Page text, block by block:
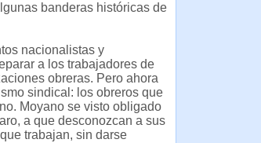
banderas históricas de
nacionalistas y
a los trabajadores de
obreras. Pero ahora
sindical: los obreros que
Moyano se visto obligado
a que desconozcan a sus
trabajan, sin darse